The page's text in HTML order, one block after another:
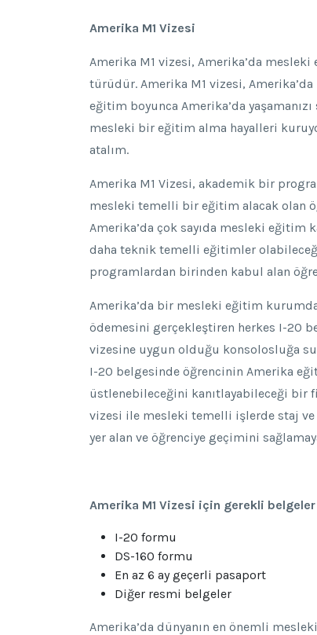
Amerika M1 Vizesi
Amerika M1 vizesi, Amerika’da
türüdür. Amerika M1 vizesi,
eğitim boyunca Amerika’da
mesleki bir eğitim alma hayalleri
atalım.
Amerika M1 Vizesi, akademik bir
mesleki temelli bir eğitim alacak olan
Amerika’da çok sayıda mesleki eğitim
daha teknik temelli eğitimler
programlardan birinden kabul alan
Amerika’da bir mesleki eğitim
ödemesini gerçekleştiren herkes I-20
vizesine uygun olduğu konsolosluğa
I-20 belgesinde öğrencinin Amerika
üstlenebileceğini kanıtlayabileceği bir
vizesi ile mesleki temelli işlerde staj
yer alan ve öğrenciye geçimini
Amerika M1 Vizesi için gerekli belgeler
I-20 formu
DS-160 formu
En az 6 ay geçerli pasaport
Diğer resmi belgeler
Amerika’da dünyanın en önemli